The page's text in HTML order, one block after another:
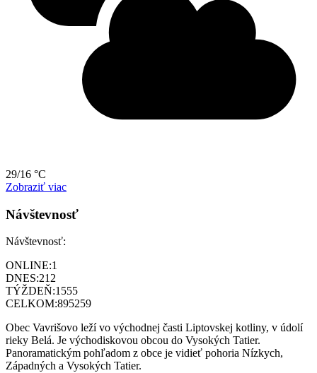
29/16 °C
Zobraziť viac
Návštevnosť
Návštevnosť:
ONLINE:1
DNES:212
TÝŽDEŇ:1555
CELKOM:895259
Obec Vavrišovo leží vo východnej časti Liptovskej kotliny, v údolí
rieky Belá. Je východiskovou obcou do Vysokých Tatier.
Panoramatickým pohľadom z obce je vidieť pohoria Nízkych,
Západných a Vysokých Tatier.